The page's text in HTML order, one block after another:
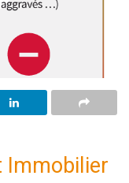
Immobilier